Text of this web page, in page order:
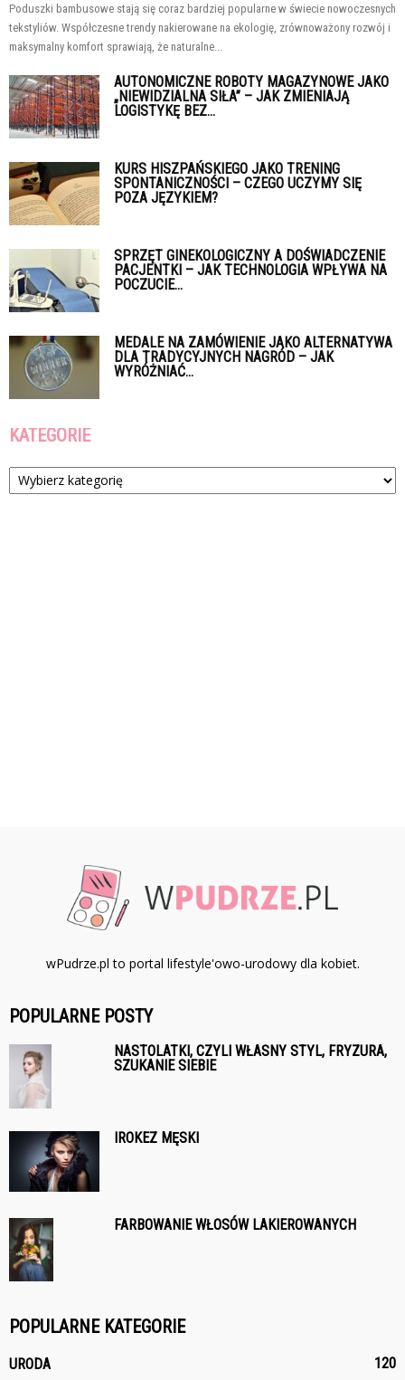
Poduszki bambusowe stają się coraz bardziej popularne w świecie nowoczesnych
tekstyliów. Współczesne trendy nakierowane na ekologię, zrównoważony rozwój i
maksymalny komfort sprawiają, że naturalne...
AUTONOMICZNE ROBOTY MAGAZYNOWE JAKO
„NIEWIDZIALNA SIŁA” – JAK ZMIENIAJĄ
LOGISTYKĘ BEZ...
KURS HISZPAŃSKIEGO JAKO TRENING
SPONTANICZNOŚCI – CZEGO UCZYMY SIĘ
POZA JĘZYKIEM?
SPRZĘT GINEKOLOGICZNY A DOŚWIADCZENIE
PACJENTKI – JAK TECHNOLOGIA WPŁYWA NA
POCZUCIE...
MEDALE NA ZAMÓWIENIE JAKO ALTERNATYWA
DLA TRADYCYJNYCH NAGRÓD – JAK
WYRÓŻNIAĆ...
KATEGORIE
Kategorie
wPudrze.pl to portal lifestyle'owo-urodowy dla kobiet.
POPULARNE POSTY
NASTOLATKI, CZYLI WŁASNY STYL, FRYZURA,
SZUKANIE SIEBIE
IROKEZ MĘSKI
FARBOWANIE WŁOSÓW LAKIEROWANYCH
POPULARNE KATEGORIE
URODA 120